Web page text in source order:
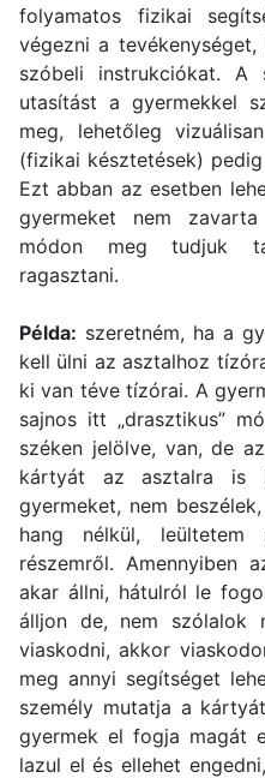
folyamatos fizikai
végezni a
szóbeli instrukciókat. A
utasítást a gyermekkel
meg, lehetőleg
(fizikai késztetések)
Ezt abban az esetben
gyermeket nem
módon meg tudjuk
ragasztani.
Példa: szeretném, ha a
kell ülni az asztalhoz
ki van téve tízórai. A
sajnos itt „drasztikus”
széken jelölve, van, de
kártyát az asztalra is
gyermeket, nem
hang nélkül, leültetem
részemről. Amennyiben
akar állni, hátulról le
álljon de, nem szólalok
viaskodni, akkor
meg annyi segítséget
személy mutatja a
gyermek el fogja magát
lazul el és ellehet